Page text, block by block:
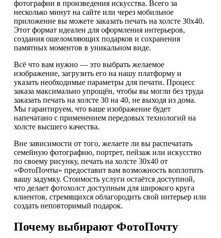
фотографии в произведения искусства. Всего за
несколько минут на сайте или через мобильное
приложение вы можете заказать печать на холсте 30х40.
Этот формат идеален для оформления интерьеров,
создания ошеломляющих подарков и сохранения
памятных моментов в уникальном виде.
Всё что вам нужно — это выбрать желаемое
изображение, загрузить его на нашу платформу и
указать необходимые параметры для печати. Процесс
заказа максимально упрощён, чтобы вы могли без труда
заказать печать на холсте 30 на 40, не выходя из дома.
Мы гарантируем, что ваше изображение будет
напечатано с применением передовых технологий на
холсте высшего качества.
Вне зависимости от того, желаете ли вы распечатать
семейную фотографию, портрет, пейзаж или искусство
по своему рисунку, печать на холсте 30х40 от
«ФотоПочты» предоставит вам возможность воплотить
вашу задумку. Стоимость услуги остаётся доступной,
что делает фотохолст доступным для широкого круга
клиентов, стремящихся облагородить свой интерьер или
создать неповторимый подарок.
Почему выбирают ФотоПочту